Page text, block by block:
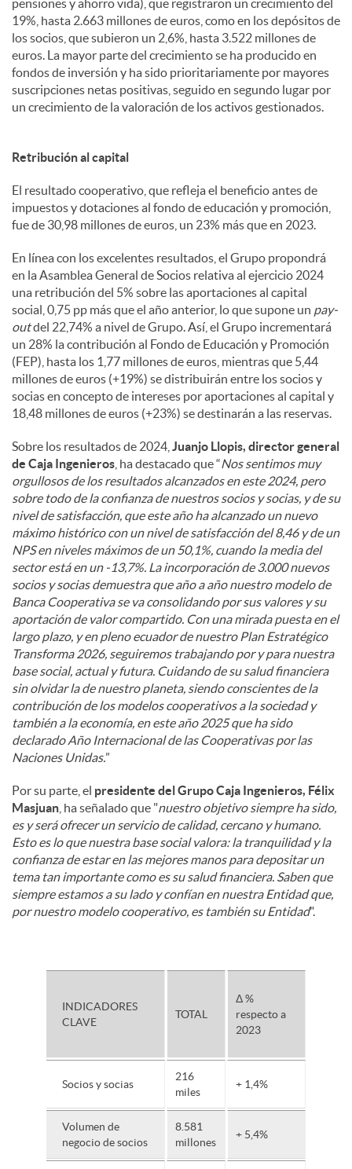
19%, hasta 2.663 millones de euros, como en los depósitos de
los socios, que subieron un 2,6%, hasta 3.522 millones de
euros. La mayor parte del crecimiento se ha producido en
fondos de inversión y ha sido prioritariamente por mayores
suscripciones netas positivas, seguido en segundo lugar por
un crecimiento de la valoración de los activos gestionados.
Retribución al capital
El resultado cooperativo, que refleja el beneficio antes de
impuestos y dotaciones al fondo de educación y promoción,
fue de 30,98 millones de euros, un 23% más que en 2023.
En línea con los excelentes resultados, el Grupo propondrá
en la Asamblea General de Socios relativa al ejercicio 2024
una retribución del 5% sobre las aportaciones al capital
social, 0,75 pp más que el año anterior, lo que supone un pay-
outdel 22,74% a nivel de Grupo. Así, el Grupo incrementará
un 28% la contribución al Fondo de Educación y Promoción
(FEP), hasta los 1,77 millones de euros, mientras que 5,44
millones de euros (+19%) se distribuirán entre los socios y
socias en concepto de intereses por aportaciones al capital y
18,48 millones de euros (+23%) se destinarán a las reservas.
Sobre los resultados de 2024, Juanjo Llopis, director general
de Caja Ingenieros , ha destacado que “Nos sentimos muy
orgullosos de los resultados alcanzados en este 2024, pero
sobre todo de la confianza de nuestros socios y socias, y de su
nivel de satisfacción, que este año ha alcanzado un nuevo
máximo histórico con un nivel de satisfacción del 8,46 y de un
NPS en niveles máximos de un 50,1%, cuando la media del
sector está en un -13,7%. La incorporación de 3.000 nuevos
socios y socias demuestra que año a año nuestro modelo de
Banca Cooperativa se va consolidando por sus valores y su
aportación de valor compartido. Con una mirada puesta en el
largo plazo, y en pleno ecuador de nuestro Plan Estratégico
Transforma 2026, seguiremos trabajando por y para nuestra
base social, actual y futura. Cuidando de su salud financiera
sin olvidar la de nuestro planeta, siendo conscientes de la
contribución de los modelos cooperativos a la sociedad y
también a la economía, en este año 2025 que ha sido
declarado Año Internacional de las Cooperativas por las
Naciones Unidas.”
Por su parte, el presidente del Grupo Caja Ingenieros, Félix
Masjuan , ha señalado que "nuestro objetivo siempre ha sido,
es y será ofrecer un servicio de calidad, cercano y humano.
Esto es lo que nuestra base social valora: la tranquilidad y la
confianza de estar en las mejores manos para depositar un
tema tan importante como es su salud financiera. Saben que
siempre estamos a su lado y confían en nuestra Entidad que,
por nuestro modelo cooperativo, es también su Entidad".
INDICADORES
CLAVE
TOTAL
Δ %
respecto a
2023
Socios y socias
216
miles
+ 1,4%
Volumen de
negocio de socios
8.581
millones
+ 5,4%